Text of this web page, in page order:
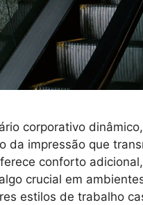
corporativo
da impressão que
conforto
crucial em
estilos de trabalho